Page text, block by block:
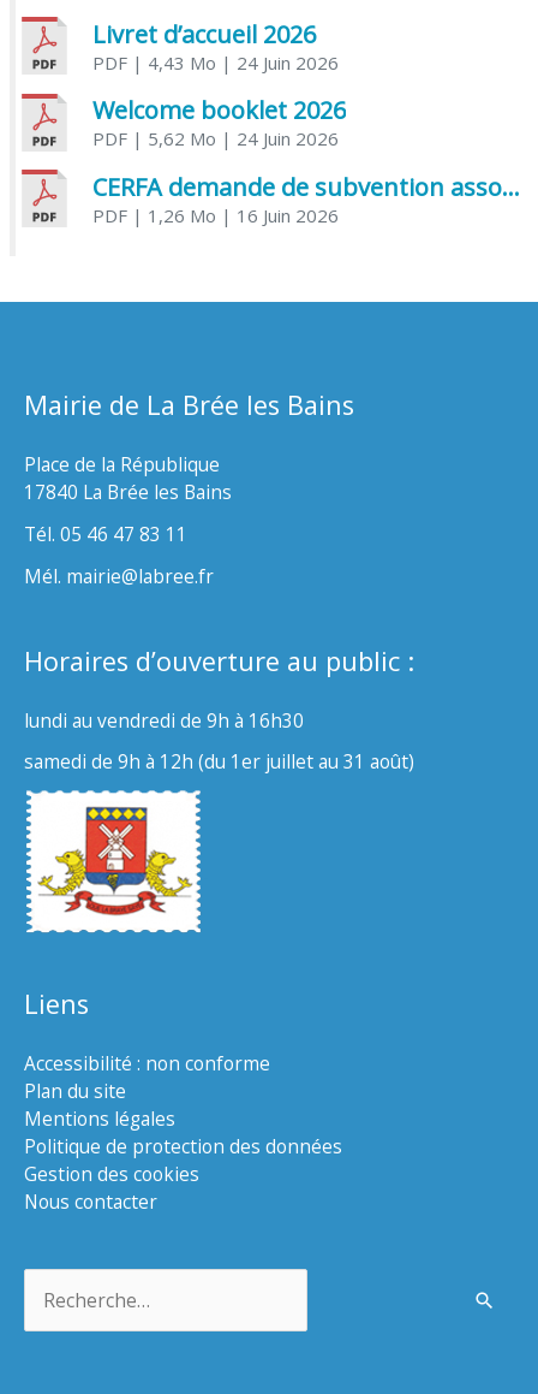
Livret d’accueil 2026
PDF| 4,43 Mo | 24 Juin 2026
Welcome booklet 2026
PDF| 5,62 Mo | 24 Juin 2026
CERFA demande de subvention association
PDF| 1,26 Mo | 16 Juin 2026
Mairie de La Brée les Bains
Place de la République
17840 La Brée les Bains
Tél. 05 46 47 83 11
Mél. mairie@labree.fr
Horaires d’ouverture au public :
lundi au vendredi de 9h à 16h30
samedi de 9h à 12h (du 1er juillet au 31 août)
Liens
Accessibilité : non conforme
Plan du site
Mentions légales
Politique de protection des données
Gestion des cookies
Nous contacter